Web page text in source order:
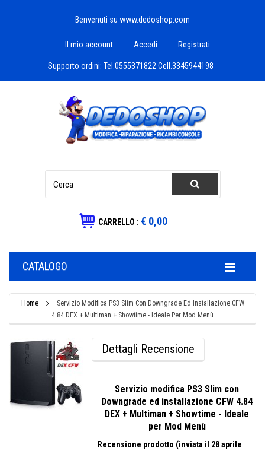
Benvenuti su www.dedoshop.com
Il mio account Accedi Registrati
Supporto ordini: Tel.0555371822 Cell.3345944198
CARRELLO : € 0,00
CATALOGO
Home
Servizio Modifica PS3 Slim Con Downgrade Ed Installazione CFW
4.84 DEX + Multiman + Showtime - Ideale Per Mod Menù
Dettagli Recensione
Servizio modifica PS3 Slim con
Downgrade ed installazione CFW 4.84
DEX + Multiman + Showtime - Ideale
per Mod Menù
Recensione prodotto (inviata il 28 aprile